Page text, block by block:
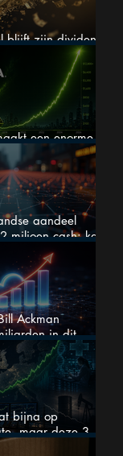
blijft zijn dividend
er ook gebeurt
een enorme
aandeel
miljoen cash: kan
blijven
Ackman
in dit
bijna op
maar deze 3
nu op